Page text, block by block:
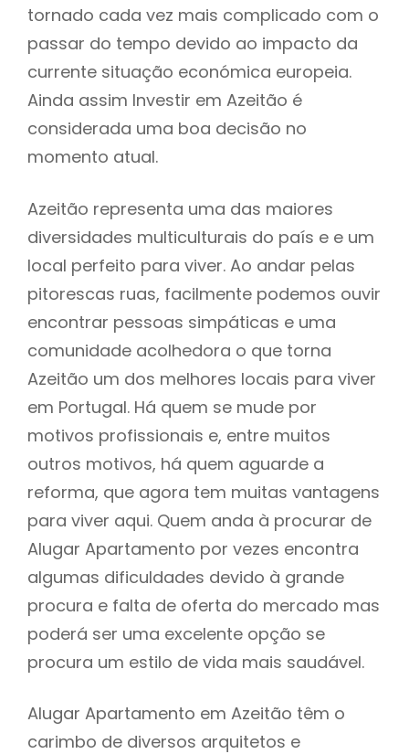
tornado cada vez mais complicado com o
passar do tempo devido ao impacto da
currente situação económica europeia.
Ainda assim Investir em Azeitão é
considerada uma boa decisão no
momento atual.
Azeitão representa uma das maiores
diversidades multiculturais do país e e um
local perfeito para viver. Ao andar pelas
pitorescas ruas, facilmente podemos ouvir
encontrar pessoas simpáticas e uma
comunidade acolhedora o que torna
Azeitão um dos melhores locais para viver
em Portugal. Há quem se mude por
motivos profissionais e, entre muitos
outros motivos, há quem aguarde a
reforma, que agora tem muitas vantagens
para viver aqui. Quem anda à procurar de
Alugar Apartamento por vezes encontra
algumas dificuldades devido à grande
procura e falta de oferta do mercado mas
poderá ser uma excelente opção se
procura um estilo de vida mais saudável.
Alugar Apartamento em Azeitão têm o
carimbo de diversos arquitetos e